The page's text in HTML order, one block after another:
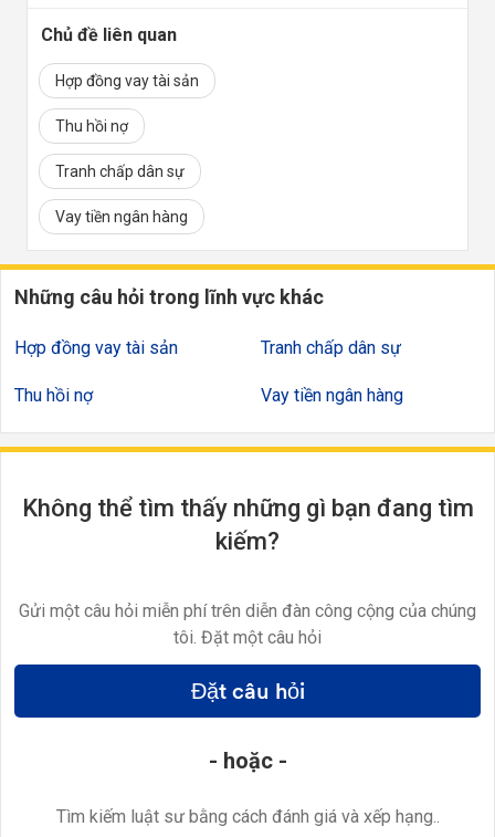
Chủ đề liên quan
Hợp đồng vay tài sản
Thu hồi nợ
Tranh chấp dân sự
Vay tiền ngân hàng
Những câu hỏi trong lĩnh vực khác
Hợp đồng vay tài sản
Thu hồi nợ
Tranh chấp dân sự
Vay tiền ngân hàng
Không thể tìm thấy những gì bạn đang tìm
kiếm?
Gửi một câu hỏi miễn phí trên diễn đàn công cộng của chúng
tôi. Đặt một câu hỏi
Đặt câu hỏi
- hoặc -
Tìm kiếm luật sư bằng cách đánh giá và xếp hạng..